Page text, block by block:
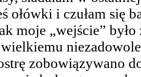
ołówki i czułam się
moje „wejście”
zobowiązywano